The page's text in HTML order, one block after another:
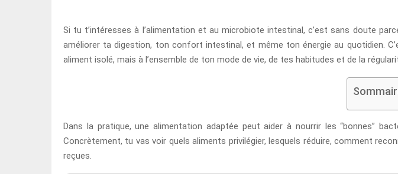
Si tu t’intéresses à l’alimentation et au microbiote intestinal, c’est sans doute
améliorer ta digestion, ton confort intestinal, et même ton énergie au quotidien.
aliment isolé, mais à l’ensemble de ton mode de vie, de tes habitudes et de la
Dans la pratique, une alimentation adaptée peut aider à nourrir les “bonnes”
Concrètement, tu vas voir quels aliments privilégier, lesquels réduire, comment
reçues.